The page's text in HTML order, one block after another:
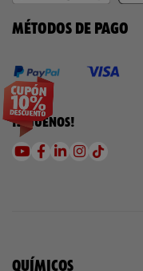
MÉTODOS DE PAGO
¡SÍGUENOS!
QUÍMICOS